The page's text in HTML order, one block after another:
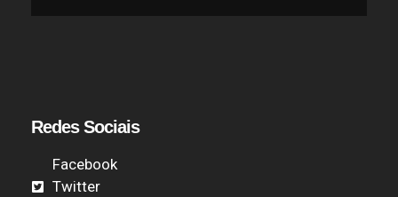
Redes Sociais
Facebook
Twitter